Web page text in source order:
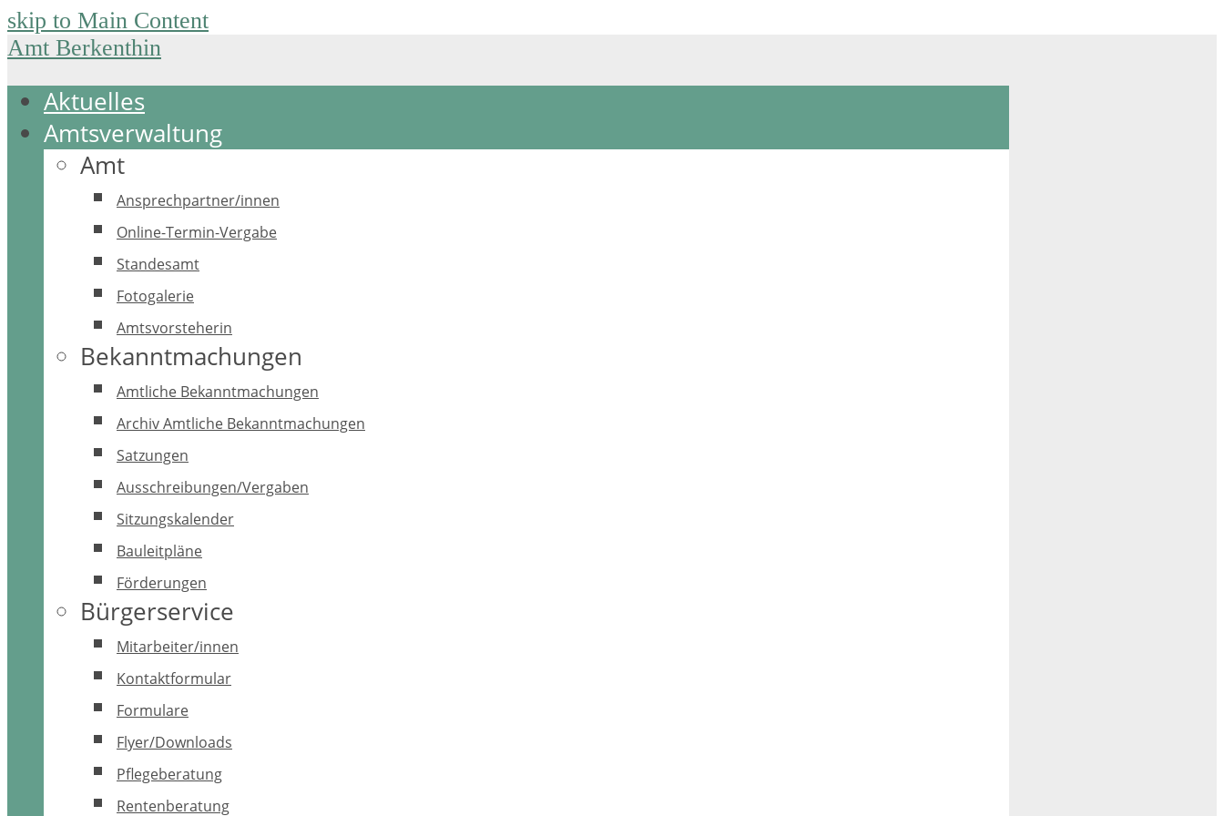
skip to Main Content
Amt Berkenthin
Aktuelles
Amtsverwaltung
Amt
Ansprechpartner/innen
Online-Termin-Vergabe
Standesamt
Fotogalerie
Amtsvorsteherin
Bekanntmachungen
Amtliche Bekanntmachungen
Archiv Amtliche Bekanntmachungen
Satzungen
Ausschreibungen/Vergaben
Sitzungskalender
Bauleitpläne
Förderungen
Bürgerservice
Mitarbeiter/innen
Kontaktformular
Formulare
Flyer/Downloads
Pflegeberatung
Rentenberatung